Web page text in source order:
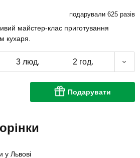
подарували 625 разів
майстер-клас приготування
кухаря.
3 люд. 2 год.
Подарувати
у Львові